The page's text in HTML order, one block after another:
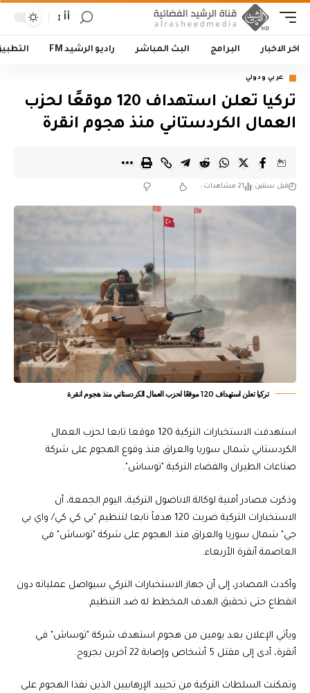
أأ
اخر الاخبار البرامج البث المباشر راديو الرشيد FM
عربي ودولي
تركيا تعلن استهداف 120 موقعًا لحزب
العمال الكردستاني منذ هجوم انقرة
قبل سنتين 21 مشاهدات
تركيا تعلن استهداف 120 موقعًا لحزب العمال الكردستاني منذ هجوم انقرة
استهدفت الاستخبارات التركية 120 موقعا تابعا لحزب العمال
الكردستاني شمال سوريا والعراق منذ وقوع الهجوم على شركة
صناعات الطيران والفضاء التركية "توساش".
وذكرت مصادر أمنية لوكالة الاناضول التركية، اليوم الجمعة، أن
الاستخبارات التركية ضربت 120 هدفاً تابعا لتنظيم "بي كي كي/ واي بي
جي" شمال سوريا والعراق منذ الهجوم على شركة "توساش" في
العاصمة أنقرة الأربعاء.
وأكدت المصادر، إلى أن جهاز الاستخبارات التركي سيواصل عملياته دون
انقطاع حتى تحقيق الهدف المخطط له ضد التنظيم.
ويأتي الإعلان بعد يومين من هجوم استهدف شركة "توساش" في
أنقرة، أدى إلى مقتل 5 أشخاص وإصابة 22 آخرين بجروح.
وتمكنت السلطات التركية من تحييد الإرهابيين الذين نفذا الهجوم على